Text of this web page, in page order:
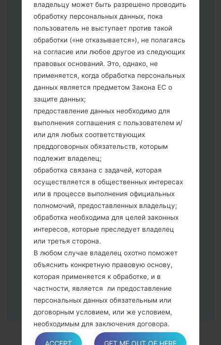
выберите CSC _ ***, в другом случае
выберите HOME_CSC _ *** для
сохранения Ваших данных.
Теперь выключите устройство и
войдите в "Download" режим. Все
методы как это сделать:
Нажмите и удерживайте клавиши:
питание, громкости и Bixbi.
Нажмите и удерживайте клавиши:
регулировки громкости. Подключив
телефон к ПК используя USB кабель.
Нажмите и удерживайте клавиши:
питание, громкости и домой.
Подключите USB кабель и нажмите
клавиши: уменьшение звука и Bixbi.
Нажмите и удерживайте клавиши:
питания и увеличения громкости
Далее подключите к компьютеру,
программа Odin должна определить
Ваш девайс и "COM port number"
появится на экране.
Укажите только "F.Reset" время и "Auto-
Reboot".
В конце нажмите кнопку "Start". Ваше
устройство перезагрузится и
отсоединится от ПК.
владельцу может быть разрешено проводить
обработку персональных данных, пока
пользователь не выступает против такой
обработки («не отказывается»), не полагаясь
на согласие или любое другое из следующих
правовых оснований. Это, однако, не
применяется, когда обработка персональных
данных является предметом Закона ЕС о
защите данных;
предоставление данных необходимо для
выполнения соглашения с пользователем и/
или для любых соответствующих
преддоговорных обязательств, которым
подлежит владелец;
обработка связана с задачей, которая
осуществляется в общественных интересах
или в процессе выполнения официальных
полномочий, предоставленных владельцу;
обработка необходима для целей законных
интересов, которые преследует владелец
или третья сторона.
В любом случае владелец охотно поможет
объяснить конкретную правовую основу,
которая применяется к обработке, и в
частности, является ли предоставление
персональных данных обязательным или
договорным условием, или же условием,
необходимым для заключения договора.
ACCEPT GET ME OUT OF HERE